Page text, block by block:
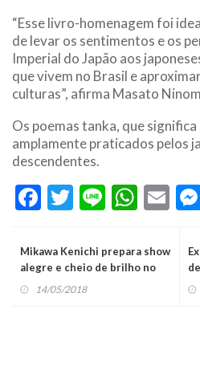
“Esse livro-homenagem foi
de levar os sentimentos e os
Imperial do Japão aos
que vivem no Brasil e
culturas”, afirma Masato
Os poemas tanka, que
amplamente praticados pelos
descendentes.
Facebook
Twitter
Line
Mikawa Kenichi prepara show
alegre e cheio de brilho no
domingo de ‘Dia das Mães’
14/05/2018